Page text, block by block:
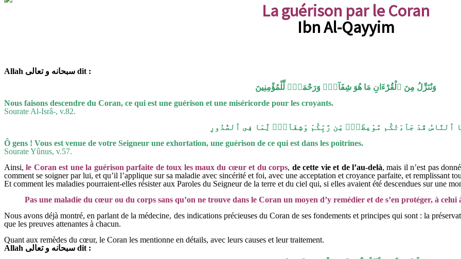
La guérison par le Coran
Ibn Al-Qayyim
Allah سبحانه و تعالى dit :
وَنُنَزِّلُ مِنَ ٱلْقُرْءَانِ مَا هُوَ شِفَآءٌۭ وَرَحْمَةٌۭ لِّلْمُؤْمِنِينَ
Nous faisons descendre du Coran, ce qui est une guérison et une miséricorde pour les croyants.
Sourate Al-Isrâ-, v.82.
ٱلنَّاسُ قَدْ جَآءَتْكُم مَّوْعِظَةٌۭ مِّن رَّبِّكُمْ وَشِفَآءٌۭ لِّمَا فِى ٱلصُّدُورِ
Ô gens ! Vous est venue de votre Seigneur une exhortation, une guérison de ce qui est dans les poitrines.
Sourate Yûnus, v.57.
Ainsi,le Coran est une la guérison parfaite de toux les maux du cœur et du corps, de cette vie et de l’au-delà, mais il n’est pas
comment se soigner par lui, et qu’il l’applique sur sa maladie avec sincérité et foi, avec une acceptation et croyance parfaite, et remplissant
Et comment les maladies pourraient-elles résister aux Paroles du Seigneur de la terre et du ciel qui, si elles avaient été descendues sur une
Pas une maladie du cœur ou du corps sans qu’on ne trouve dans le Coran un moyen d’y remédier et de s’en protéger, à
Nous avons déjà montré, en parlant de la médecine, des indications précieuses du Coran de ses fondements et principes qui sont : la
que les preuves attenantes à chacun.
Quant aux remèdes du cœur, le Coran les mentionne en détails, avec leurs causes et leur traitement.
Allah سبحانه و تعالى dit :